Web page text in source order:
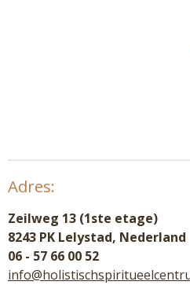
Adres:
Zeilweg 13 (1ste etage)
8243 PK Lelystad, Nederland
06 - 57 66 00 52